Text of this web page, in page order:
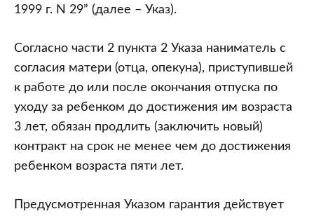
контракта
работницей-
совместителем,
имеющей
ребенка
в
возрасте
от
до
1999 г. N 29” (далее – Указ).
Согласно части 2 пункта 2 Указа наниматель с
согласия матери (отца, опекуна), приступившей
к работе до или после окончания отпуска по
уходу за ребенком до достижения им возраста
3 лет, обязан продлить (заключить новый)
контракт на срок не менее чем до достижения
ребенком возраста пяти лет.
Предусмотренная Указом гарантия действует